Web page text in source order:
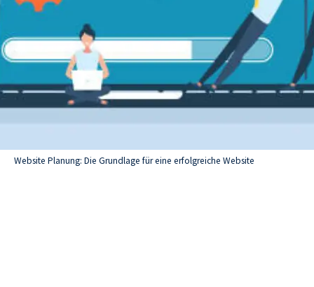
Website Planung: Die Grundlage für eine erfolgreiche Website